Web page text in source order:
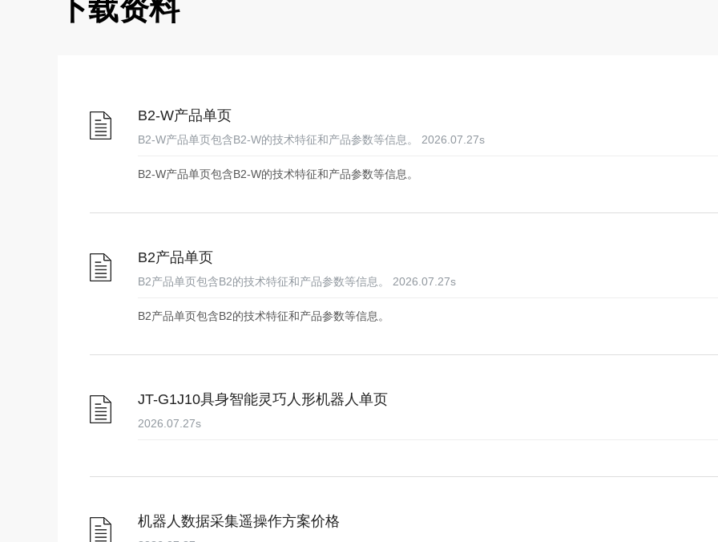
下载资料
B2-W产品单页
B2-W产品单页包含B2-W的技术特征和产品参数等信息。 2026.07.27s
B2-W产品单页包含B2-W的技术特征和产品参数等信息。
B2产品单页
B2产品单页包含B2的技术特征和产品参数等信息。 2026.07.27s
B2产品单页包含B2的技术特征和产品参数等信息。
JT-G1J10具身智能灵巧人形机器人单页
2026.07.27s
机器人数据采集遥操作方案价格